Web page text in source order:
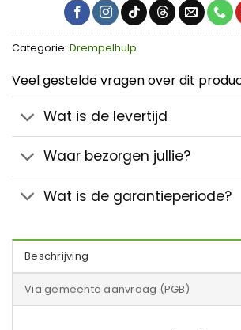
Categorie: Drempelhulp
Veel gestelde vragen over dit
Wat is de levertijd
Waar bezorgen jullie?
Wat is de garantieperiode?
Beschrijving
Via gemeente aanvraag (PGB)